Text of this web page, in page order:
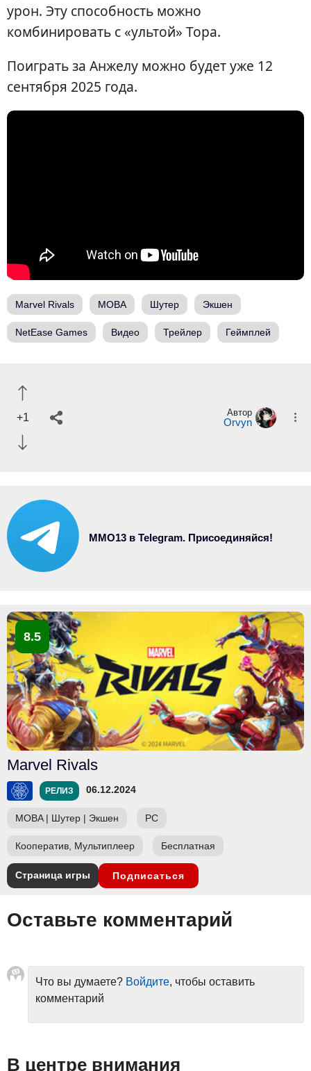
урон. Эту способность можно
комбинировать с «ультой» Тора.
Поиграть за Анжелу можно будет уже 12
сентября 2025 года.
Marvel Rivals MOBA Шутер Экшен
NetEase Games Видео Трейлер Геймплей
+1 Автор
Orvyn
MMO13 в Telegram. Присоединяйся!
8.5
Marvel Rivals
РЕЛИЗ 06.12.2024
MOBA| Шутер | Экшен PC
Кооператив, Мультиплеер Бесплатная
Страница игры Подписаться
Оставьте комментарий
Что вы думаете? Войдите, чтобы оставить
комментарий
В центре внимания